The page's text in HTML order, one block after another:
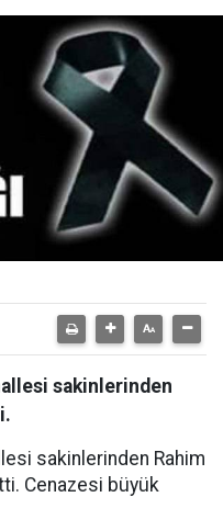
sakinlerinden
sakinlerinden Rahim
Cenazesi büyük